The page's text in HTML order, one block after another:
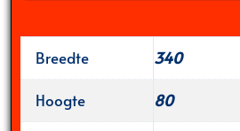
Breedte
340
Hoogte
80